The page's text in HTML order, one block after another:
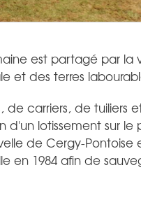
est partagé par la
et des terres
carriers, de tuiliers
lotissement sur le
de Cergy-Pontoise
en 1984 afin de